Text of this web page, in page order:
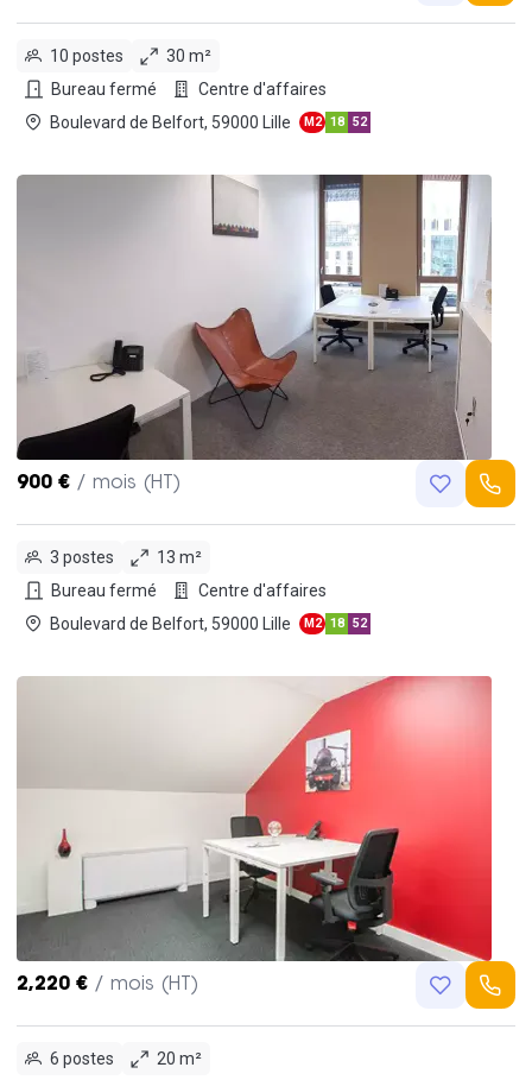
10 postes
30 m²
Bureau fermé
Centre d'affaires
Boulevard de Belfort, 59000 Lille
M2 18 52
900 € / mois (HT)
3 postes
13 m²
Bureau fermé
Centre d'affaires
Boulevard de Belfort, 59000 Lille
M2 18 52
2,220 € / mois (HT)
6 postes
20 m²